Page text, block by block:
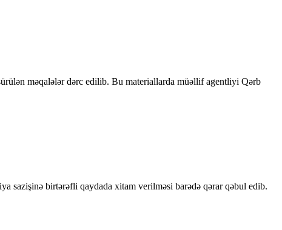
məqalələr dərc edilib. Bu materiallarda müəllif agentliyi Qərb
sazişinə birtərəfli qaydada xitam verilməsi barədə qərar qəbul edib.